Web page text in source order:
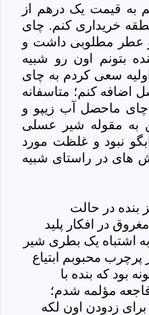
به قیمت یک درهم از
خریداری کنم. چای
عطر مطلوبی داشت و
بتونم اون رو شبیه
سعی کردم به چای
اضافه کنم؛ متاسفانه
ماحصل آب زیپو و
به مقوله شیر عسلی
نبود و غلظت مورد
های در راستای شبیه
بنده در حالت
در افکار پلید
اشتباه یک بطری شیر
محبوبم ابتیاع
بود که بنده با
مؤلمه شدم؛
زدودن اون لکه